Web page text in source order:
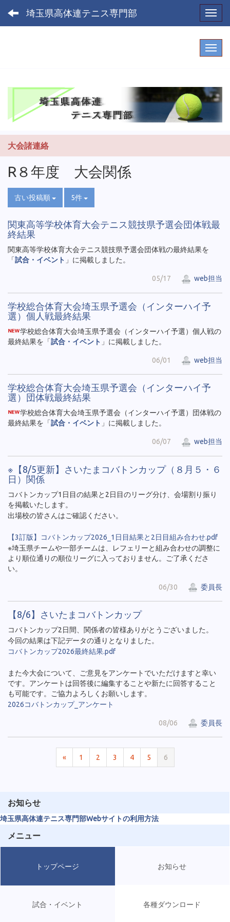
埼玉県高体連テニス専門部
大会諸連絡
R８年度 大会関係
古い投稿順 5件
関東高等学校体育大会テニス競技県予選会団体戦最
終結果
関東高等学校体育大会テニス競技県予選会団体戦の最終結果を
「試合・イベント 」に掲載しました。
05/17 web担当
学校総合体育大会埼玉県予選会（インターハイ予
選）個人戦最終結果
学校総合体育大会埼玉県予選会（インターハイ予選）個人戦の
最終結果を「試合・イベント 」に掲載しました。
06/01 web担当
学校総合体育大会埼玉県予選会（インターハイ予
選）団体戦最終結果
学校総合体育大会埼玉県予選会（インターハイ予選）団体戦の
最終結果を「試合・イベント 」に掲載しました。
06/07 web担当
※【8/5更新】さいたまコバトンカップ（８月５・６
日）関係
コバトンカップ1日目の結果と2日目のリーグ分け、会場割り振り
を掲載いたします。
出場校の皆さんはご確認ください。
【3訂版】コバトンカップ2026_1日目結果と2日目組み合わせ.pdf
※埼玉県チームや一部チームは、レフェリーと組み合わせの調整に
より順位通りの順位リーグに入っておりません。ご了承くださ
い。
06/30 委員長
【8/6】さいたまコバトンカップ
コバトンカップ2日間、関係者の皆様ありがとうございました。
今回の結果は下記データの通りとなりました。
コバトンカップ2026最終結果.pdf
また今大会について、ご意見をアンケートでいただけますと幸い
です。アンケートは回答後に編集することや新たに回答すること
も可能です。ご協力よろしくお願いします。
2026コバトンカップ_アンケート
08/06 委員長
« 1 2 3 4 5 6
お知らせ
埼玉県高体連テニス専門部Webサイトの利用方法
メニュー
トップページ お知らせ
試合・イベント 各種ダウンロード